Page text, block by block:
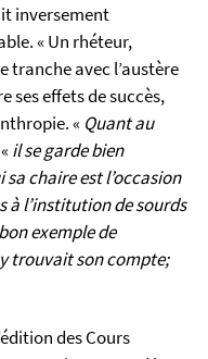
inversement
« Un rhéteur,
tranche avec l’austère
ses effets de succès,
« Quant au
il se garde bien
chaire est l’occasion
à l’institution de sourds
exemple de
trouvait son compte;
des Cours